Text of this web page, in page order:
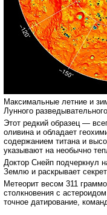
Максимальные летние и
Лунного
Этот редкий образец —
оливина и обладает
содержанием титана и
указывают на необычно
Доктор Снейп подчеркнул
Землю и раскрывает
Метеорит весом 311
столкновения с
точное датирование,